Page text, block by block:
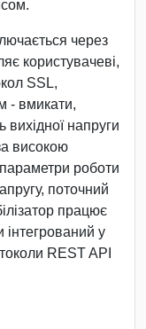
через
користувачеві,
SSL,
- вмикати,
вихідної напруги
високою
роботи
поточний
працює
у
REST API